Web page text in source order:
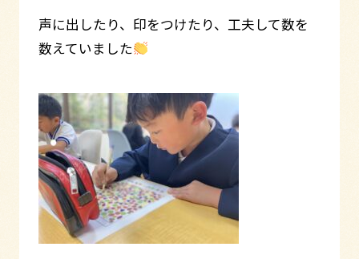
声に出したり、印をつけたり、工夫して数を
数えていました